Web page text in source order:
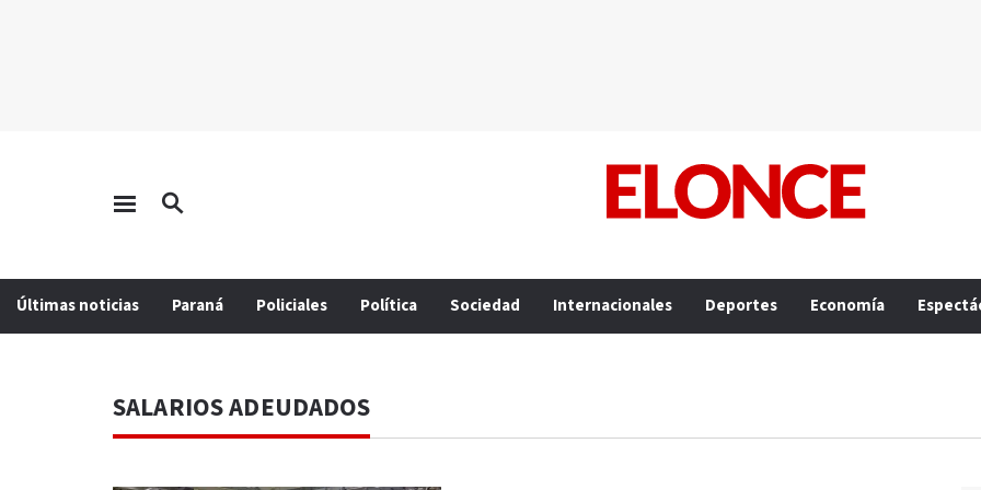
Últimas noticias Paraná Policiales Política Sociedad Internacionales Deportes Economía
SALARIOS ADEUDADOS